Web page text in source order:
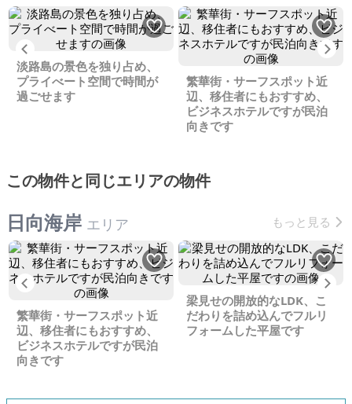
Previous
淡路島の景色を独り占め、
プライべート空間で時間が
過ごせます
繁華街・サーフスポット近
辺、移住者にもおすすめ、
ビジネスホテルですが民泊
向きです
この物件と同じエリアの物件
日向海岸 エリア もっと見る
Previous
繁華街・サーフスポット近
辺、移住者にもおすすめ、
ビジネスホテルですが民泊
向きです
梁見せの開放的なLDK、こ
だわりを詰め込んでフルリ
フォームした平屋です